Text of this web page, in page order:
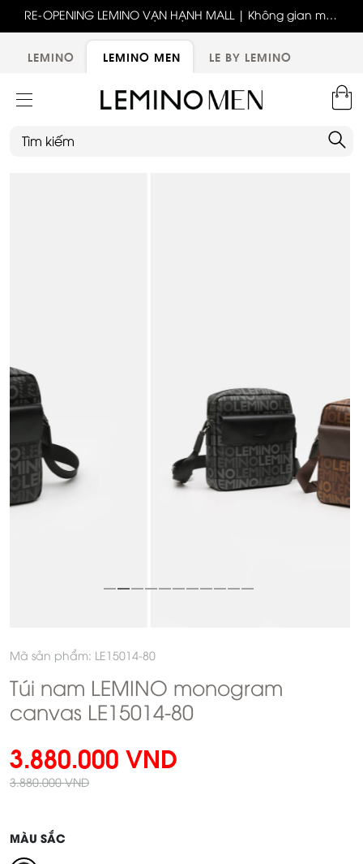
RE-OPENING LEMINO VẠN HẠNH MALL | Không gian mới,
trải nghiệm mới, ưu đãi tri ân đặc biệt
LEMINO
LEMINO MEN LE BY LEMINO
Mã sản phẩm: LE15014-80
Túi nam LEMINO monogram
canvas LE15014-80
3.880.000 VND
3.880.000 VND
MÀU SẮC